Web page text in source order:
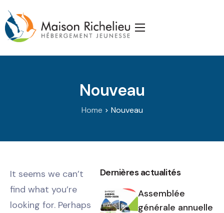
Accueil
Nous joindre
Nouveau
Home Nouveau
It seems we can’t
find what you’re
looking for. Perhaps
Dernières actualités
Assemblée
générale annuelle